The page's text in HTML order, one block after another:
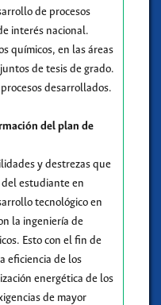
de procesos
interés nacional.
químicos, en las áreas
de tesis de grado.
desarrollados.
del plan de
y destrezas que
estudiante en
tecnológico en
la ingeniería de
Esto con el fin de
eficiencia de los
energética de los
de mayor